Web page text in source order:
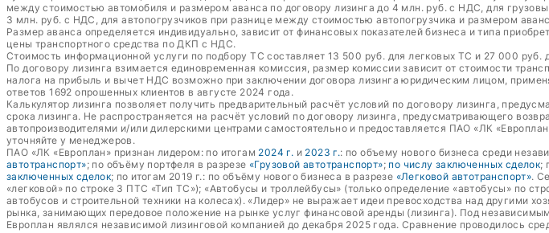
между стоимостью автомобиля и размером аванса по договору лизинга до 4 млн. руб. с НДС, для
3 млн. руб. с НДС, для автопогрузчиков при разнице между стоимостью автопогрузчика и размером
Размер аванса определяется индивидуально, зависит от финансовых показателей бизнеса и типа
цены транспортного средства по ДКП с НДС.
Стоимость информационной услуги по подбору ТС составляет 13 500 руб. для легковых ТС и 27 000
По договору лизинга взимается единовременная комиссия, размер комиссии зависит от стоимости
налога на прибыль и вычет НДС возможно при заключении договора лизинга юридическим лицом,
ответов 1692 опрошенных клиентов в августе 2024 года.
Калькулятор лизинга позволяет получить предварительный расчёт условий по договору лизинга,
срока лизинга. Не распространяется на расчёт условий по договору лизинга, предусматривающего
автопроизводителями и/или дилерскими центрами самостоятельно и предоставляется ПАО «ЛК
уточняйте у менеджеров.
ПАО «ЛК «Европлан» признан лидером: по итогам 2024 г. и 2023 г.: по объему нового бизнеса среди
автотранспорт»; по объёму портфеля в разрезе «Грузовой автотранспорт»; по числу заключенных сделок;
заключенных сделок; по итогам 2019 г.: по объёму нового бизнеса в разрезе «Легковой автотранспорт».
«легковой» по строке 3 ПТС «Тип ТС»); «Автобусы и троллейбусы» (только определение «автобусы» по
автобусов и строительной техники на колесах). «Лидер» не выражает идеи превосходства над другими
рынка, занимающих передовое положение на рынке услуг финансовой аренды (лизинга). Под
Европлан являлся независимой лизинговой компанией до декабря 2025 года. Сравнение проводилось